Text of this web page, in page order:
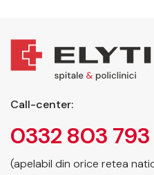
Call-center:
0332 803 793
(apelabil din orice retea